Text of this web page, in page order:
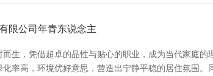
限公司年青东说念主
生，凭借超卓的品性与贴心的职业，成为当代家庭
率高，环境优好意思，营造出宁静平稳的居住氛围